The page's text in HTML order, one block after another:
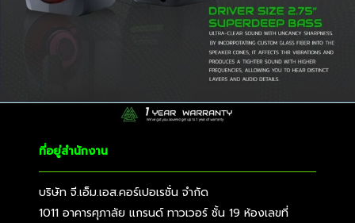
ที่อยู่สำนักงาน
บริษัท จี.เอ็ม.เอส.คอร์เปอเรชั่น จำกัด
1011 อาคารศุภาลัย แกรนด์ ทาวเวอร์ ชั้น 19 ห้องเลขที่